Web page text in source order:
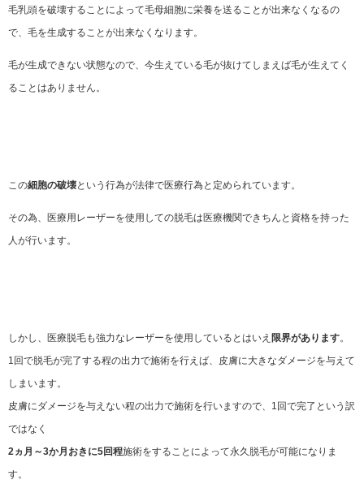
毛乳頭を破壊することによって毛母細胞に栄養を送ることが出来なくなるの
で、毛を生成することが出来なくなります。
毛が生成できない状態なので、今生えている毛が抜けてしまえば毛が生えてく
ることはありません。
この細胞の破壊という行為が法律で医療行為と定められています。
その為、医療用レーザーを使用しての脱毛は医療機関できちんと資格を持った
人が行います。
しかし、医療脱毛も強力なレーザーを使用しているとはいえ 限界があります。
1回で脱毛が完了する程の出力で施術を行えば、皮膚に大きなダメージを与えて
しまいます。
皮膚にダメージを与えない程の出力で施術を行いますので、1回で完了という訳
ではなく
2ヵ月～3か月おきに5回程施術をすることによって永久脱毛が可能になりま
す。